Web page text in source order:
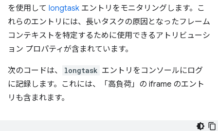
を使用して longtask エントリをモニタリングします。こ
れらのエントリには、長いタスクの原因となったフレーム
コンテキストを特定するために使用できるアトリビューシ
ョン プロパティが含まれています。
次のコードは、 longtask エントリをコンソールにログ
に記録します。これには、「高負荷」の iframe のエント
リも含まれます。